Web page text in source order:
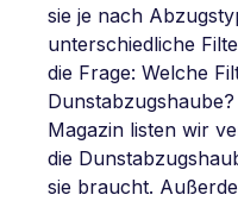
sie je nach
unterschiedliche
die Frage: Welche
Magazin listen wir
die
sie braucht.